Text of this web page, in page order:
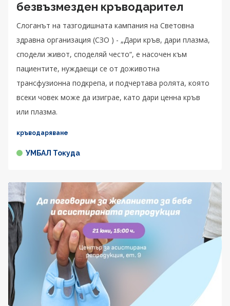
безвъзмезден кръводарител
Слоганът на тазгодишната кампания на Световна
здравна организация (СЗО ) - „Дари кръв, дари плазма,
сподели живот, споделяй често“, е насочен към
пациентите, нуждаещи се от доживотна
трансфузионна подкрепа, и подчертава ролята, която
всеки човек може да изиграе, като дари ценна кръв
или плазма.
кръводаряване
УМБАЛ Токуда